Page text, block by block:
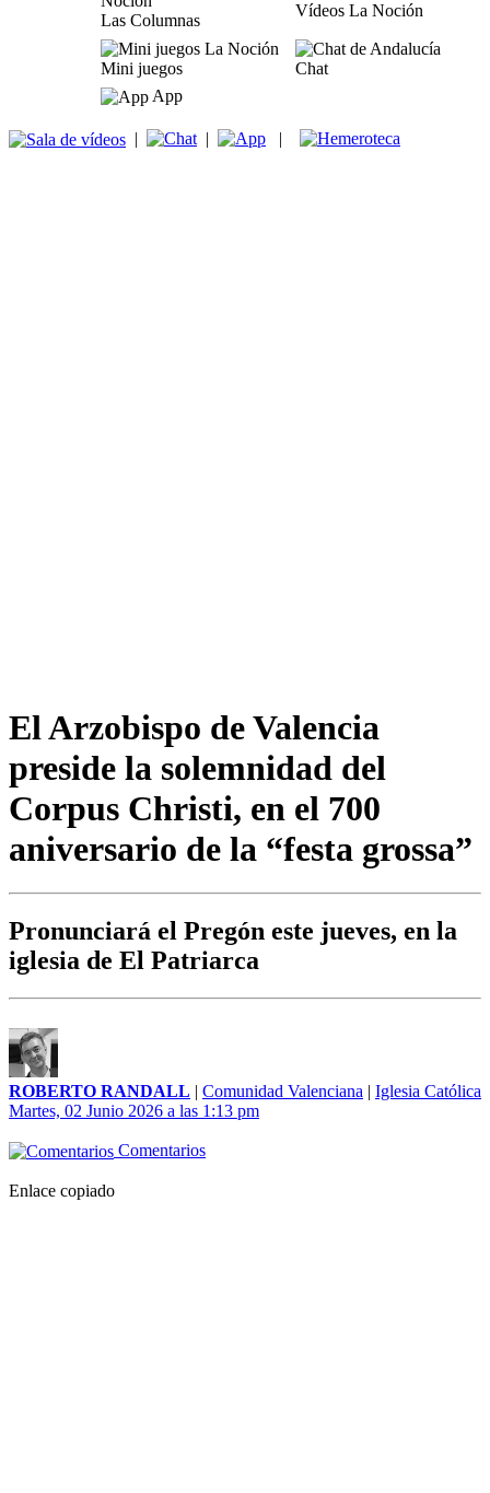
Las Columnas
Vídeos La Noción
Mini juegos
Chat
App
| | |
El Arzobispo de Valencia
preside la solemnidad del
Corpus Christi, en el 700
aniversario de la “festa grossa”
Pronunciará el Pregón este jueves, en la
iglesia de El Patriarca
ROBERTO RANDALL | Comunidad Valenciana | Iglesia Católica
Martes, 02 Junio 2026 a las 1:13 pm
Comentarios
Enlace copiado